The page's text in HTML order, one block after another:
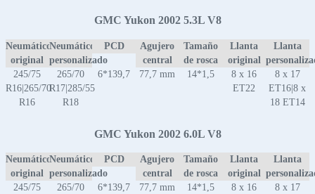
GMC Yukon 2002 5.3L V8
Neumático
original
Neumático
personalizado
PCD
Agujero
central
Tamaño
de rosca
Llanta
original
Llanta
245/75
R16|265/70
R16
265/70
R17|285/55
R18
6*139,7 77,7 mm 14*1,5
8 x 16
ET22
8 x 17
ET16|8 x
18 ET14
GMC Yukon 2002 6.0L V8
Neumático
original
Neumático
personalizado
PCD
Agujero
central
Tamaño
de rosca
Llanta
original
Llanta
245/75
265/70
6*139,7 77,7 mm 14*1,5
8 x 16
8 x 17